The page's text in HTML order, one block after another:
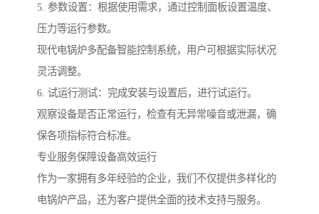
5. 参数设置：根据使用需求，通过控制面板设置温度、
压力等运行参数。
现代电锅炉多配备智能控制系统，用户可根据实际状况
灵活调整。
6. 试运行测试：完成安装与设置后，进行试运行。
观察设备是否正常运行，检查有无异常噪音或泄漏，确
保各项指标符合标准。
专业服务保障设备高效运行
作为一家拥有多年经验的企业，我们不仅提供多样化的
电锅炉产品，还为客户提供全面的技术支持与服务。